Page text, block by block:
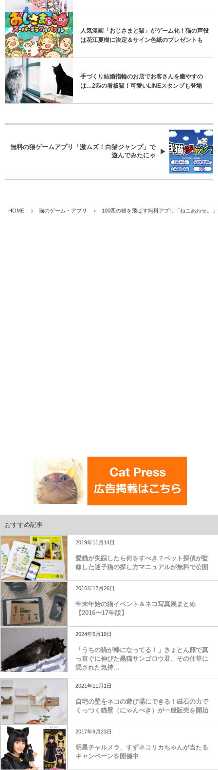
人気漫画「おじさまと猫」がゲーム化！猫の声役
は花江夏樹に決定＆サイン色紙のプレゼントも
手づくり結婚指輪のお店でお客さんを癒やすの
は…2匹の看板猫！可愛いLINEスタンプも登場
無料の猫ゲームアプリ「激ムズ！白猫ジャンプ」で
遊んでみたにゃ
HOME 猫のゲーム・アプリ 100匹の猫を飛ばす無料アプリ「ねこあわせ。
おすすめ記事
2019年11月14日
愛猫が失踪したら何をすべき？ペット探偵が監
修した迷子猫の探し方マニュアルが無料で公開
2016年12月26日
年末年始の猫イベント＆ネコ写真展まとめ
【2016〜17年版】
2024年5月19日
「うちの猫が棒になってる！」きょとん顔で真
っ直ぐに伸びた黒猫サンゴロウ君、その仕草に
隠された気持...
2021年11月1日
自宅の壁をネコの遊び場にできる！磁石の力で
くっつく猫壁（にゃんぺき）が一般販売を開始
2017年9月23日
明星チャルメラ、すずネコリカちゃんが当たる
キャンペーンを開催中